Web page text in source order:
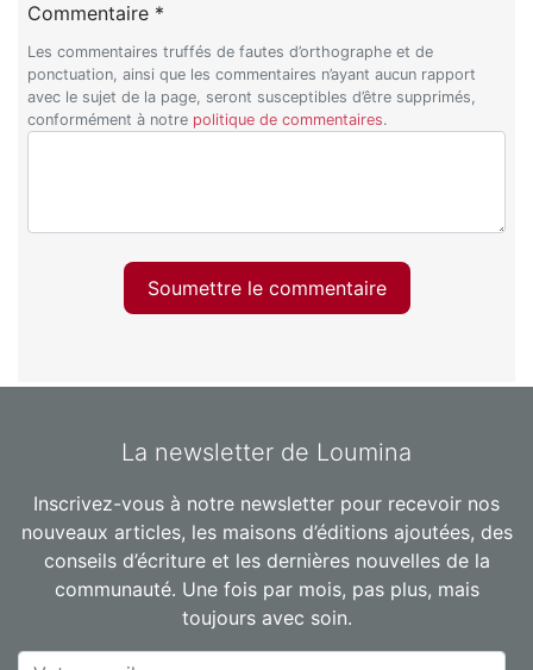
Commentaire *
Les commentaires truffés de fautes d’orthographe et de
ponctuation, ainsi que les commentaires n’ayant aucun rapport
avec le sujet de la page, seront susceptibles d’être supprimés,
conformément à notre politique de commentaires.
Soumettre le commentaire
La newsletter de Loumina
Inscrivez-vous à notre newsletter pour recevoir nos
nouveaux articles, les maisons d’éditions ajoutées, des
conseils d’écriture et les dernières nouvelles de la
communauté. Une fois par mois, pas plus, mais
toujours avec soin.